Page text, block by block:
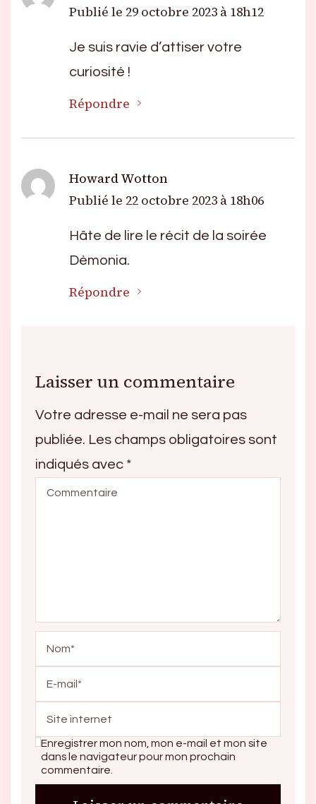
Publié le 29 octobre 2023 à 18h12
Je suis ravie d’attiser votre
curiosité !
Répondre
Howard Wotton
Publié le 22 octobre 2023 à 18h06
Hâte de lire le récit de la soirée
Dèmonia.
Répondre
Laisser un commentaire
Votre adresse e-mail ne sera pas
publiée. Les champs obligatoires sont
indiqués avec *
Enregistrer mon nom, mon e-mail et mon site
dans le navigateur pour mon prochain
commentaire.